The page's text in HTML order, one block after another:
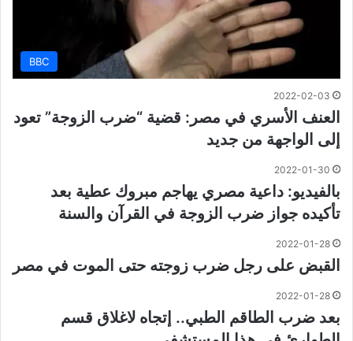
BBC
2022-02-03
العنف الأسري في مصر: قضية “ضرب الزوجة” تعود
إلى الواجهة من جديد
2022-01-30
بالفيديو: داعية مصري يهاجم مبروك عطية بعد
تأكيده جواز ضرب الزوجة في القرآن والسنة
2022-01-28
القبض على رجل ضرب زوجته حتى الموت في مصر
2022-01-28
بعد ضرب الطاقم الطبي.. إتجاه لاغلاق قسم